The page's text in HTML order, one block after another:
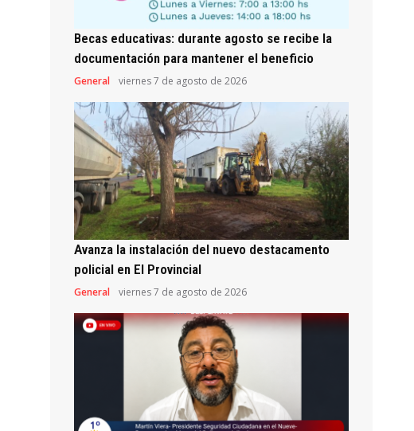
Becas educativas: durante agosto se recibe la
documentación para mantener el beneficio
General viernes 7 de agosto de 2026
Avanza la instalación del nuevo destacamento
policial en El Provincial
General viernes 7 de agosto de 2026